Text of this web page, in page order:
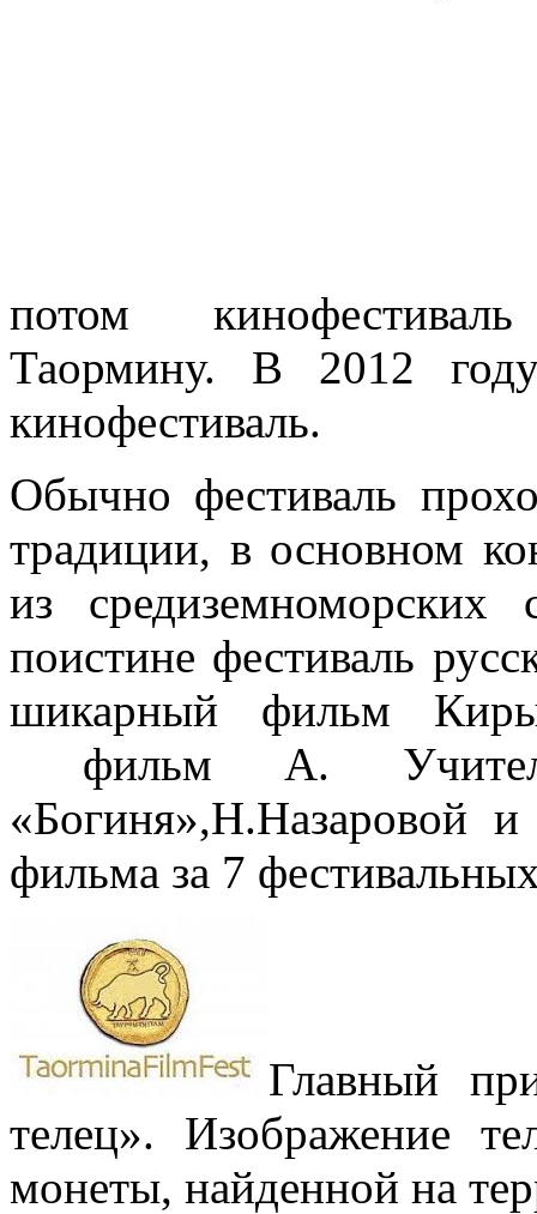
потом
Таормину. В 2012
кинофестиваль.
Обычно фестиваль
традиции, в основном
из
поистине фестиваль
шикарный фильм
фильм А. Учителя
«Богиня»,Н.Назаровой
фильма за 7
Главный
телец». Изображение
монеты, найденной на